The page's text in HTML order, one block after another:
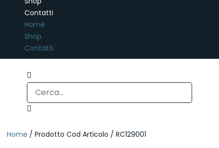
Contatti
Home
Shop
Contatti
Home / Prodotto Cod Articolo / RC129001